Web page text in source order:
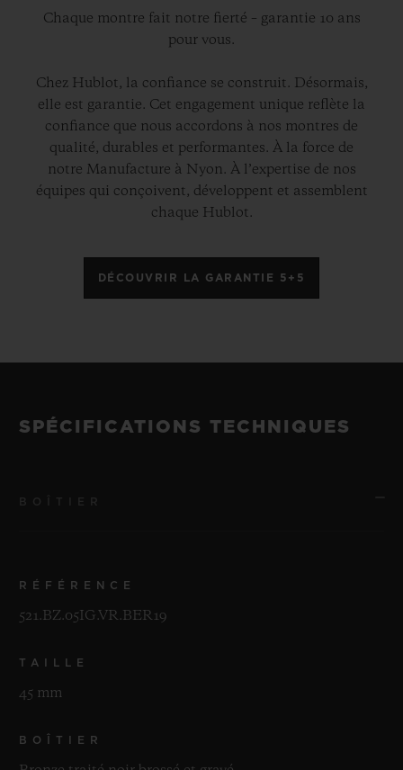
raffinements, renferment le mouvement
chronographe automatique HUB1143 et se
parent entièrement, du bracelet au cadran,
de teintes, de contrastes et de
transparences automnales infinies. Ils sont
Chaque montre fait notre fierté – garantie 10 ans
pour vous.
Chez Hublot, la confiance se construit. Désormais,
elle est garantie. Cet engagement unique reflète la
confiance que nous accordons à nos montres de
qualité, durables et performantes. À la force de
notre Manufacture à Nyon. À l’expertise de nos
équipes qui conçoivent, développent et assemblent
chaque Hublot.
DÉCOUVRIR LA GARANTIE 5+5
SPÉCIFICATIONS TECHNIQUES
RÉFÉRENCE
521.BZ.05IG.VR.BER19
TAILLE
45 mm
BOÎTIER